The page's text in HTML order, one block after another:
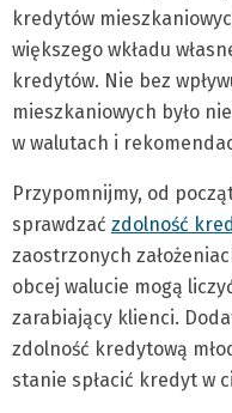
kredytów
większego wkładu
kredytów. Nie bez
mieszkaniowych było
w walutach i
Przypomnijmy, od
sprawdzać zdolność
zaostrzonych
obcej walucie mogą
zarabiający klienci.
zdolność kredytową
stanie spłacić kredyt w